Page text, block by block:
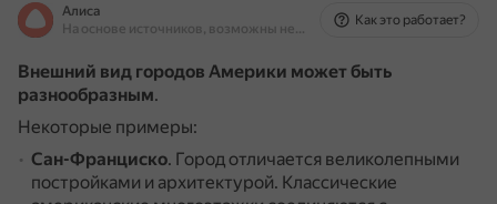
Алиса
На основе источников, возможны неточности
Как это работает?
Внешний вид городов Америки может быть
разнообразным.
Некоторые примеры:
Сан-Франциско. Город отличается великолепными
постройками и архитектурой. Классические